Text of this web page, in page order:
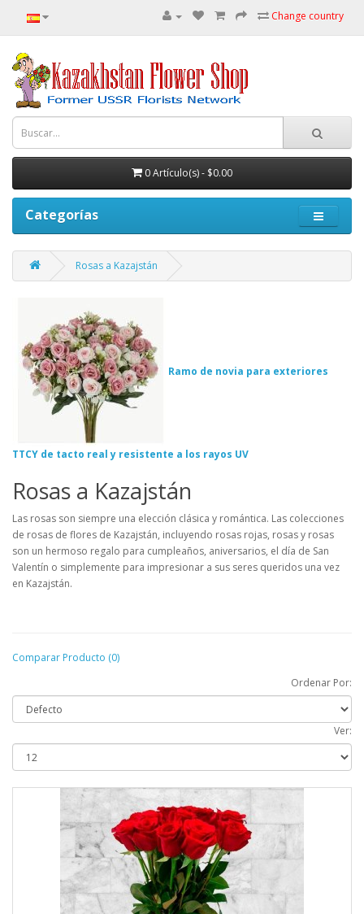
Change country
0 Artículo(s) - $0.00
Categorías
Rosas a Kazajstán
Ramo de novia para exteriores
TTCY de tacto real y resistente a los rayos UV
Rosas a Kazajstán
Las rosas son siempre una elección clásica y romántica. Las colecciones
de rosas de flores de Kazajstán, incluyendo rosas rojas, rosas y rosas
son un hermoso regalo para cumpleaños, aniversarios, el día de San
Valentín o simplemente para impresionar a sus seres queridos una vez
en Kazajstán.
Comparar Producto (0)
Ordenar Por:
Ver: